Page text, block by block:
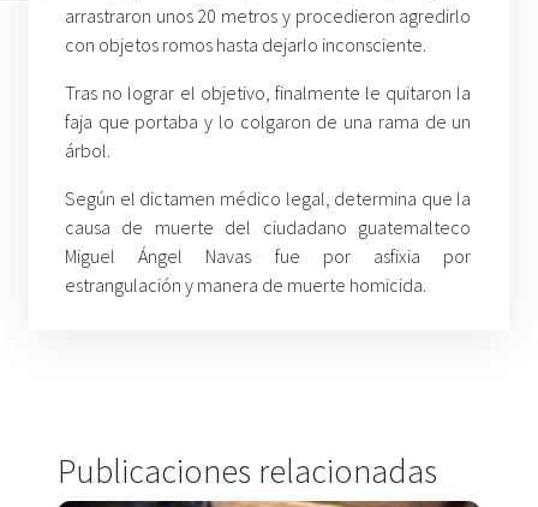
arrastraron unos 20 metros y procedieron agredirlo
con objetos romos hasta dejarlo inconsciente.
Tras no lograr el objetivo, finalmente le quitaron la
faja que portaba y lo colgaron de una rama de un
árbol.
Según el dictamen médico legal, determina que la
causa de muerte del ciudadano guatemalteco
Miguel Ángel Navas fue por asfixia por
estrangulación y manera de muerte homicida.
Publicaciones relacionadas